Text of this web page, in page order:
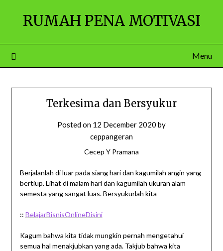
RUMAH PENA MOTIVASI
Menu
Terkesima dan Bersyukur
Posted on 12 December 2020 by
ceppangeran
Cecep Y Pramana
Berjalanlah di luar pada siang hari dan kagumilah angin yang
bertiup. Lihat di malam hari dan kagumilah ukuran alam
semesta yang sangat luas. Bersyukurlah kita
:: BelajarBisnisOnlineDisini
Kagum bahwa kita tidak mungkin pernah mengetahui
semua hal menakjubkan yang ada. Takjub bahwa kita